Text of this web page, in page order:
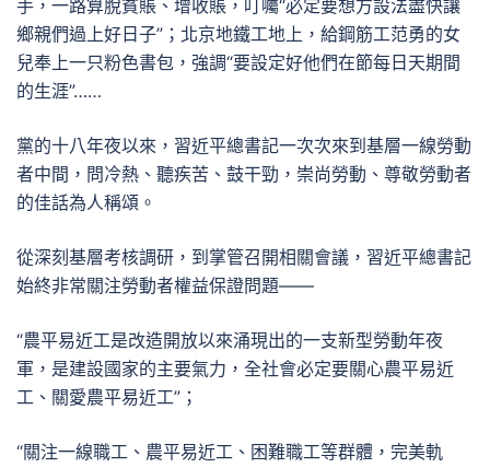
手，一路算脫貧賬、增收賬，叮囑“必定要想方設法盡快讓
鄉親們過上好日子”；北京地鐵工地上，給鋼筋工范勇的女
兒奉上一只粉色書包，強調“要設定好他們在節每日天期間
的生涯”……
黨的十八年夜以來，習近平總書記一次次來到基層一線勞動
者中間，問冷熱、聽疾苦、鼓干勁，崇尚勞動、尊敬勞動者
的佳話為人稱頌。
從深刻基層考核調研，到掌管召開相關會議，習近平總書記
始終非常關注勞動者權益保證問題——
“農平易近工是改造開放以來涌現出的一支新型勞動年夜
軍，是建設國家的主要氣力，全社會必定要關心農平易近
工、關愛農平易近工”；
“關注一線職工、農平易近工、困難職工等群體，完美軌